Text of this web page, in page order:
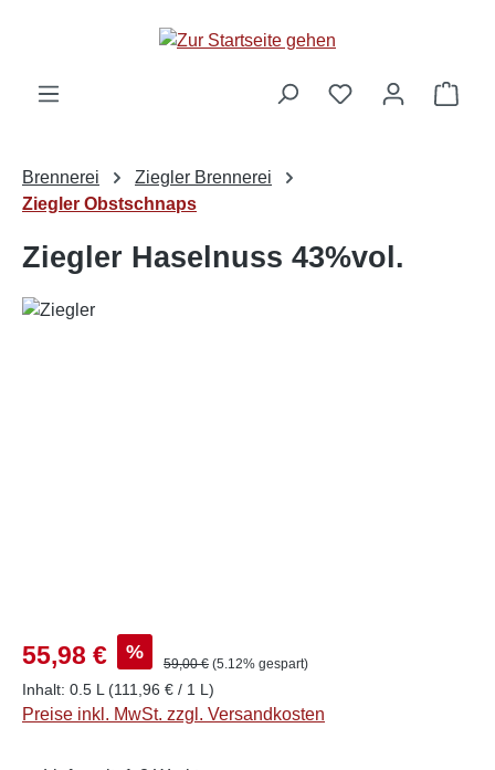
Brennerei
Ziegler Brennerei
Ziegler Obstschnaps
Ziegler Haselnuss 43%vol.
55,98 € %
59,00 € (5.12% gespart)
Inhalt: 0.5 L (111,96 € / 1 L)
Preise inkl. MwSt. zzgl. Versandkosten